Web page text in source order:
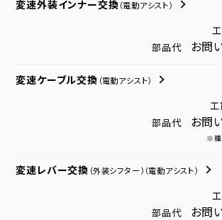
変速外装インナー交換 （電動アシスト）
部品代 お問
変速ケーブル交換 （電動アシスト）
工
部品代 お問
※種
変速レバー交換 （外装シフター） （電動アシスト）
部品代 お問